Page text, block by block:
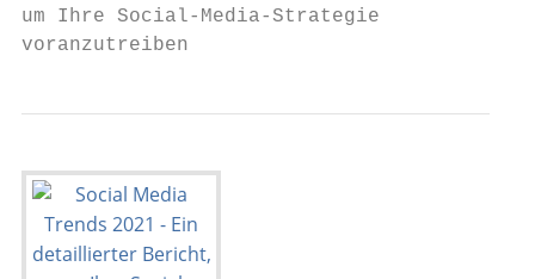
um Ihre Social-Media-Strategie
voranzutreiben